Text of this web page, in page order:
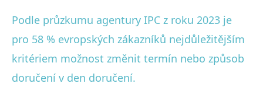
Podle průzkumu agentury IPC z roku 2023 je
pro 58 % evropských zákazníků nejdůležitějším
kritériem možnost změnit termín nebo způsob
doručení v den doručení.